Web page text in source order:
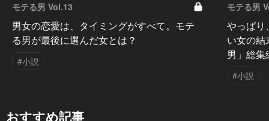
モテる男 Vol.13
男女の恋愛は、タイミングがすべて。モテ
る男が最後に選んだ女とは？
#小説
モテる男
やっぱり
い女の
男」総集
#小説
おすすめ記事